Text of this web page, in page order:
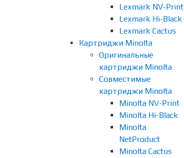
Lexmark NV-Print
Lexmark Hi-Black
Lexmark Cactus
Картриджи Minolta
Оригинальные
картриджи Minolta
Совместимые
картриджи Minolta
Minolta NV-Print
Minolta Hi-Black
Minolta
NetProduct
Minolta Cactus